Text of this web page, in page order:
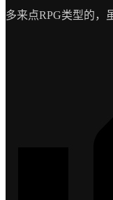
多来点RPG类型的，